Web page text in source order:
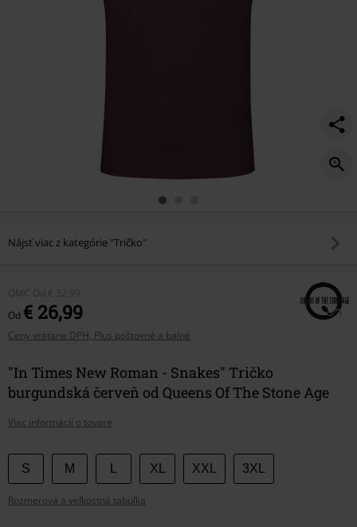
Nájsť viac z kategórie "Tričko"
OMC Od € 32,99
Od € 26,99
Ceny vrátane DPH, Plus poštovné a balné
"In Times New Roman - Snakes" Tričko
burgundská červeň od Queens Of The Stone Age
Viac informácií o tovare
Vyberte
si
veľkosť
S M XL XXL 3XL
Rozmerová a veľkostná tabuľka